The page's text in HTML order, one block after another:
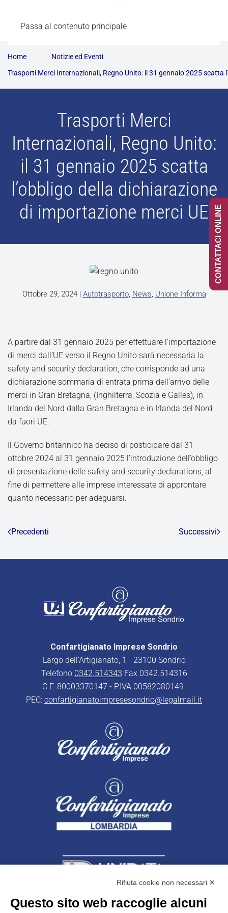
Passa al contenuto principale
Home
Notizie ed Eventi
Trasporti Merci Internazionali, Regno Unito: il 31 gennaio 2025 scatta
Trasporti Merci
Internazionali, Regno Unito:
il 31 gennaio 2025 scatta
l’obbligo della dichiarazione
di importazione merci UE
Ottobre 29, 2024| Autotrasporto, News, Unione Informa
A partire dal 31 gennaio 2025 per effettuare l’importazione
di merci dall’UE verso il Regno Unito sarà necessaria la
safety and security declaration, che corrisponde ad una
dichiarazione sommaria di entrata prima dell’arrivo delle
merci in Gran Bretagna, (Inghilterra, Scozia e Galles), in
Irlanda del Nord dalla Gran Bretagna e in Irlanda del Nord
da fuori UE.
Il Governo britannico ha deciso di posticipare dal 31
ottobre 2024 al 31 gennaio 2025 l’introduzione dell’obbligo
di presentazione delle safety and security declarations, al
fine di permettere alle imprese interessate di approntare
quanto necessario per adeguarsi.
Precedenti Successivi
Confartigianato Imprese Sondrio
Largo dell’Artigianato, 1 - 23100 Sondrio
Telefono 0342.514343 Fax 0342.514316
C.F. 80003370147 - P.IVA 00582080149
PEC: confartigianatoimpresesondrio@legalmail.it
CONTATTACI ONLINE
Rifiuta cookie non necessari ✕
Questo sito web raccoglie alcuni